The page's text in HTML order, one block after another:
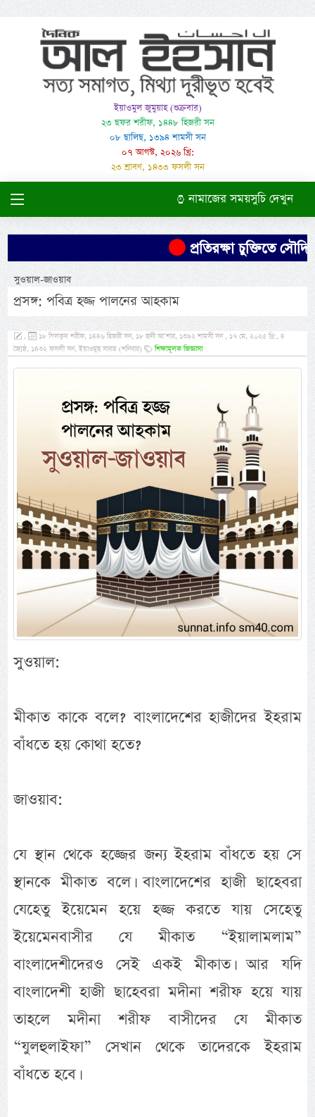
ইয়াওমুল জুমুয়াহ (শুক্রবার)
২৩ ছফর শরীফ, ১৪৪৮ হিজরী সন
০৮ ছালিছ, ১৩৯৪ শামসী সন
০৭ আগস্ট, ২০২৬ খ্রি:
২৩ শ্রাবণ, ১৪৩৩ ফসলী সন
নামাজের সময়সুচি দেখুন
প্রতিরক্ষা চুক্তিতে সৌদির
সুওয়াল-জাওয়াব
প্রসঙ্গ: পবিত্র হজ্জ পালনের আহকাম
,
১৮ যিলক্বদ শরীফ, ১৪৪৬ হিজরী সন, ১৮ ছানী আ’শার, ১৩৯২ শামসী সন , ১৭ মে, ২০২৫ খ্রি:, ৪
জ্যৈষ্ঠ, ১৪৩২ ফসলী সন, ইয়াওমুছ সাবত (শনিবার)
শিক্ষামূলক জিজ্ঞাসা
সুওয়াল:
মীকাত কাকে বলে? বাংলাদেশের হাজীদের ইহরাম
বাঁধতে হয় কোথা হতে?
জাওয়াব:
যে স্থান থেকে হজ্জের জন্য ইহরাম বাঁধতে হয় সে
স্থানকে মীকাত বলে। বাংলাদেশের হাজী ছাহেবরা
যেহেতু ইয়েমেন হয়ে হজ্জ করতে যায় সেহেতু
ইয়েমেনবাসীর যে মীকাত “ইয়ালামলাম”
বাংলাদেশীদেরও সেই একই মীকাত। আর যদি
বাংলাদেশী হাজী ছাহেবরা মদীনা শরীফ হয়ে যায়
তাহলে মদীনা শরীফ বাসীদের যে মীকাত
“যুলহুলাইফা” সেখান থেকে তাদেরকে ইহরাম
বাঁধতে হবে।